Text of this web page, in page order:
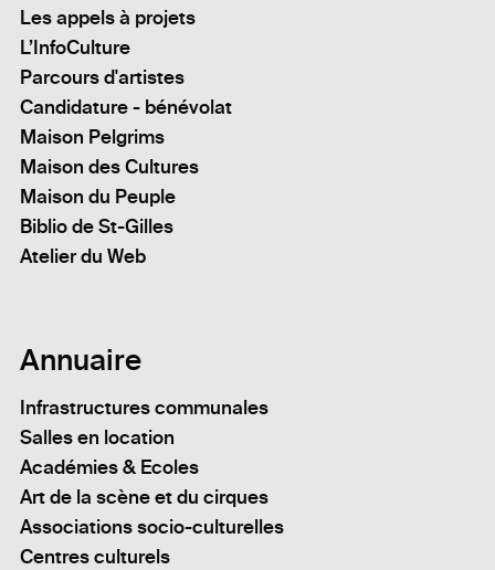
Les appels à projets
L’InfoCulture
Parcours d'artistes
Candidature - bénévolat
Maison Pelgrims
Maison des Cultures
Maison du Peuple
Biblio de St-Gilles
Atelier du Web
Annuaire
Infrastructures communales
Salles en location
Académies & Ecoles
Art de la scène et du cirques
Associations socio-culturelles
Centres culturels